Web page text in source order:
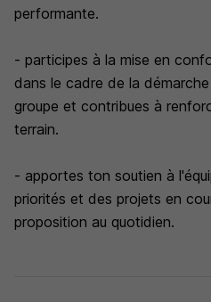
performante.
- participes à la mise en
dans le cadre de la
groupe et contribues à
terrain.
- apportes ton soutien à
priorités et des projets en
proposition au quotidien.